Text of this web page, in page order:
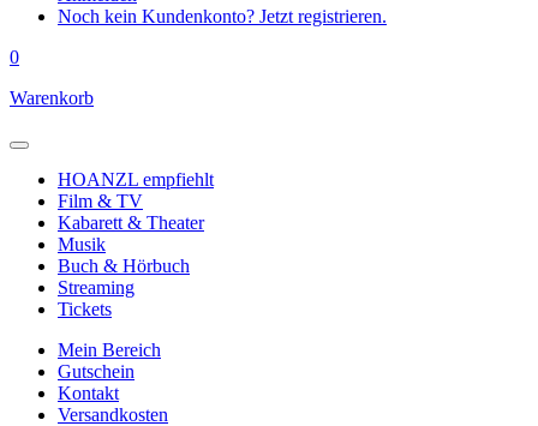
Noch kein Kundenkonto? Jetzt registrieren.
0
Warenkorb
HOANZL empfiehlt
Film & TV
Kabarett & Theater
Musik
Buch & Hörbuch
Streaming
Tickets
Mein Bereich
Gutschein
Kontakt
Versandkosten